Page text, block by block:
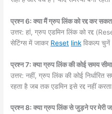
प्रश्न 6: क्या मैं ग्रुप लिंक को रद्द कर
उत्तर: हां, ग्रुप एडमिन लिंक को रद्द
सेटिंग्स में जाकर Reset link विकल्प
प्रश्न 7: क्या ग्रुप लिंक की कोई समय सीमा
उत्तर: नहीं, ग्रुप लिंक की कोई
रहता है जब तक एडमिन इसे रद्द नहीं
प्रश्न 8: क्या ग्रुप लिंक से जुड़ने पर मेरी